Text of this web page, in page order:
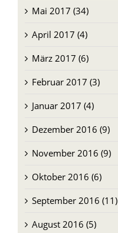
Mai 2017 (34)
April 2017 (4)
März 2017 (6)
Februar 2017 (3)
Januar 2017 (4)
Dezember 2016 (9)
November 2016 (9)
Oktober 2016 (6)
September 2016 (11)
August 2016 (5)